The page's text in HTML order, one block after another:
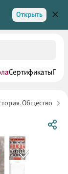
Открыть
Сертификаты
Общество